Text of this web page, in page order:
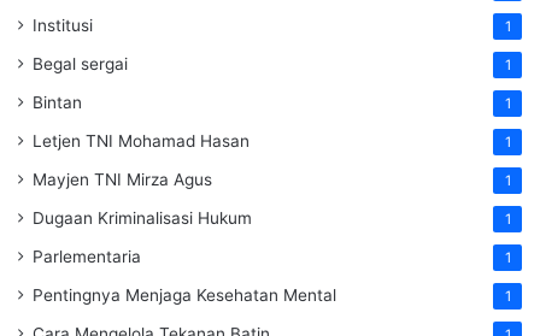
Institusi 1
Begal sergai 1
Bintan 1
Letjen TNI Mohamad Hasan 1
Mayjen TNI Mirza Agus 1
Dugaan Kriminalisasi Hukum 1
Parlementaria 1
Pentingnya Menjaga Kesehatan Mental 1